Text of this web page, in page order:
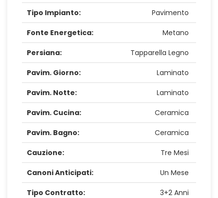
Tipo Impianto: Pavimento
Fonte Energetica: Metano
Persiana: Tapparella Legno
Pavim. Giorno: Laminato
Pavim. Notte: Laminato
Pavim. Cucina: Ceramica
Pavim. Bagno: Ceramica
Cauzione: Tre Mesi
Canoni Anticipati: Un Mese
Tipo Contratto: 3+2 Anni